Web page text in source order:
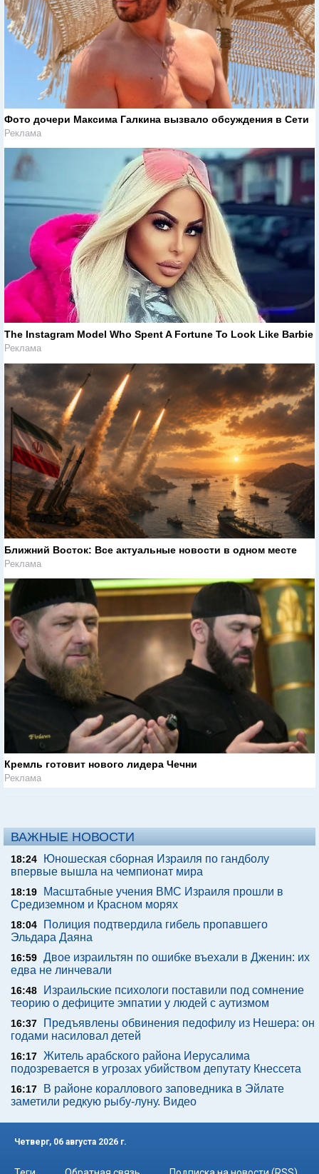
Фото дочери Максима Галкина вызвало обсуждения в Сети
Реклама
The Instagram Model Who Spent A Fortune To Look Like Barbie
Реклама
Ближний Восток: Все актуальные новости в одном месте
Реклама
Кремль готовит нового лидера Чечни
Реклама
ВАЖНЫЕ НОВОСТИ
18:24
Юношеская сборная Израиля по гандболу
впервые вышла на чемпионат мира
18:19
Масштабные учения ВМС Израиля прошли в
Средиземном и Красном морях
18:04
Полиция подтвердила гибель пропавшего
Эльдара Даяна
16:59 Двое израильтян по ошибке въехали в Дженин: их
едва не линчевали
16:48
Израильские психологи поставили под сомнение
теорию о дефиците эмпатии у людей с аутизмом
16:37
Предъявлены обвинения педофилу из Нешера: он
годами насиловал детей
16:17 Житель арабского района Иерусалима
подозревается в угрозах убийством депутату Кнессета
16:17
В районе кораллового заповедника в Эйлате
заметили редкую рыбу-луну. Видео
Четверг, 06 августа 2026 г.